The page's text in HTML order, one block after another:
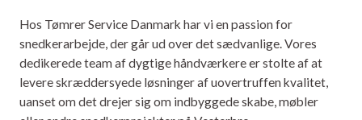
Hos Tømrer Service Danmark har vi en passion for
snedkerarbejde, der går ud over det sædvanlige. Vores
dedikerede team af dygtige håndværkere er stolte af at
levere skræddersyede løsninger af uovertruffen kvalitet,
uanset om det drejer sig om indbyggede skabe, møbler